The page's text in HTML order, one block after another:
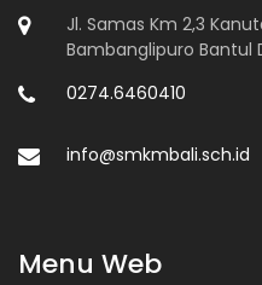
Jl. Samas Km 2,3
Bambanglipuro Bantul
0274.6460410
info@smkmbali.sch.id
Menu Web